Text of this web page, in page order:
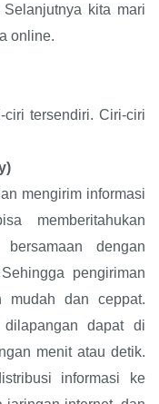
kita mari
online.
tersendiri. Ciri-ciri
mengirim informasi
memberitahukan
dengan
pengiriman
mudah dan ceppat.
dapat di
menit atau detik.
informasi ke